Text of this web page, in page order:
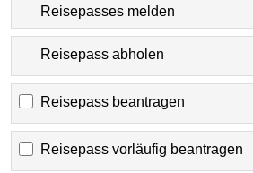
Reisepasses melden
Reisepass abholen
Reisepass beantragen
Reisepass vorläufig beantragen